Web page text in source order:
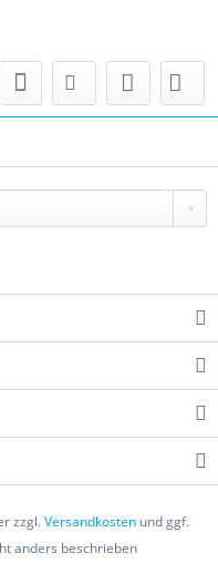
zzgl.Versandkosten und ggf.
anders beschrieben